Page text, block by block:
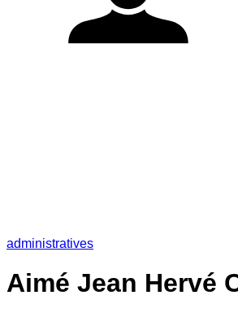
administratives
Aimé Jean Hervé